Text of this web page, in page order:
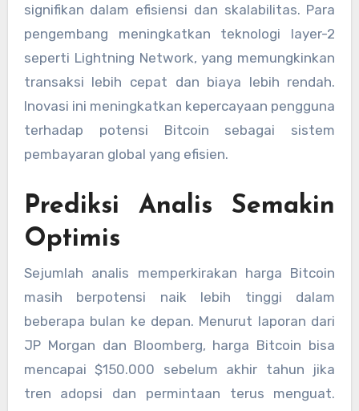
signifikan dalam efisiensi dan skalabilitas. Para
pengembang meningkatkan teknologi layer-2
seperti Lightning Network, yang memungkinkan
transaksi lebih cepat dan biaya lebih rendah.
Inovasi ini meningkatkan kepercayaan pengguna
terhadap potensi Bitcoin sebagai sistem
pembayaran global yang efisien.
Prediksi Analis Semakin
Optimis
Sejumlah analis memperkirakan harga Bitcoin
masih berpotensi naik lebih tinggi dalam
beberapa bulan ke depan. Menurut laporan dari
JP Morgan dan Bloomberg, harga Bitcoin bisa
mencapai $150.000 sebelum akhir tahun jika
tren adopsi dan permintaan terus menguat.